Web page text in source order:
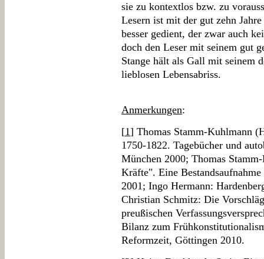
sie zu kontextlos bzw. zu
Lesern ist mit der gut zehn
besser gedient, der zwar auch
doch den Leser mit seinem gut
Stange hält als Gall mit seinem
lieblosen Lebensabriss.
Anmerkungen:
[1] Thomas Stamm-Kuhlmann
1750-1822. Tagebücher und
München 2000; Thomas
Kräfte". Eine
2001; Ingo Hermann:
Christian Schmitz: Die
preußischen
Bilanz zum
Reformzeit, Göttingen 2010.